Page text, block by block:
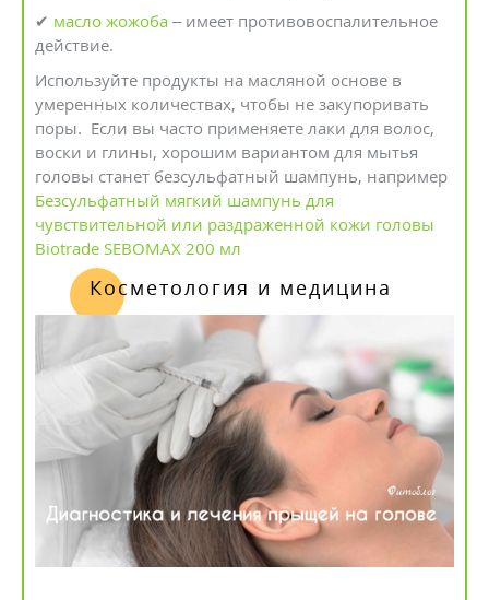
✔ масло жожоба– имеет противовоспалительное
действие.
Используйте продукты на масляной основе в
умеренных количествах, чтобы не закупоривать
поры. Если вы часто применяете лаки для волос,
воски и глины, хорошим вариантом для мытья
головы станет безсульфатный шампунь, например
Безсульфатный мягкий шампунь для
чувствительной или раздраженной кожи головы
Biotrade SEBOMAX 200 мл
Косметология и медицина